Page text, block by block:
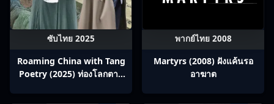
ซับไทย 2025
Roaming China with Tang
Poetry (2025) ท่องโลกตาม
พากย์ไทย 2008
Martyrs (2008) ฝังแค้นรอ
อาฆาต